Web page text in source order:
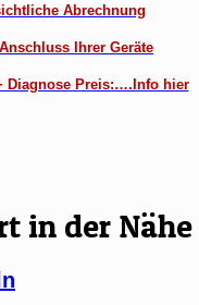
Abrechnung
Ihrer Geräte
Diagnose Preis:….Info hier
in der Nähe